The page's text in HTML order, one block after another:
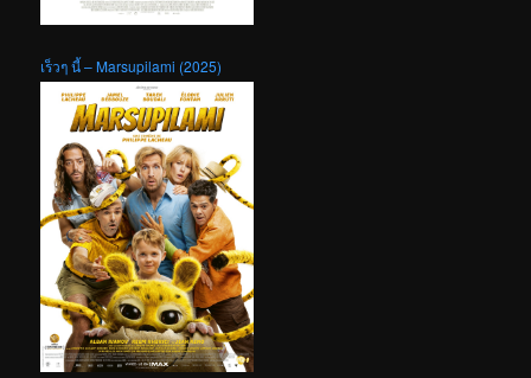
เร็วๆ นี้ – Marsupilami (2025)